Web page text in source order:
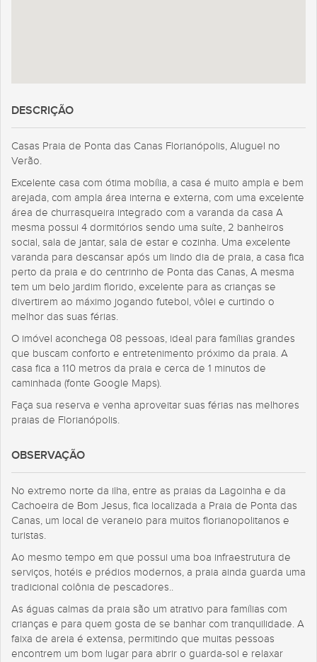
DESCRIÇÃO
Casas Praia de Ponta das Canas Florianópolis, Aluguel no
Verão.
Excelente casa com ótima mobília, a casa é muito ampla e bem
arejada, com ampla área interna e externa, com uma excelente
área de churrasqueira integrado com a varanda da casa A
mesma possui 4 dormitórios sendo uma suíte, 2 banheiros
social, sala de jantar, sala de estar e cozinha. Uma excelente
varanda para descansar após um lindo dia de praia, a casa fica
perto da praia e do centrinho de Ponta das Canas, A mesma
tem um belo jardim florido, excelente para as crianças se
divertirem ao máximo jogando futebol, vôlei e curtindo o
melhor das suas férias.
O imóvel aconchega 08 pessoas, ideal para famílias grandes
que buscam conforto e entretenimento próximo da praia. A
casa fica a 110 metros da praia e cerca de 1 minutos de
caminhada (fonte Google Maps).
Faça sua reserva e venha aproveitar suas férias nas melhores
praias de Florianópolis.
OBSERVAÇÃO
No extremo norte da ilha, entre as praias da Lagoinha e da
Cachoeira de Bom Jesus, fica localizada a Praia de Ponta das
Canas, um local de veraneio para muitos florianopolitanos e
turistas.
Ao mesmo tempo em que possui uma boa infraestrutura de
serviços, hotéis e prédios modernos, a praia ainda guarda uma
tradicional colônia de pescadores..
As águas calmas da praia são um atrativo para famílias com
crianças e para quem gosta de se banhar com tranquilidade. A
faixa de areia é extensa, permitindo que muitas pessoas
encontrem um bom lugar para abrir o guarda-sol e relaxar